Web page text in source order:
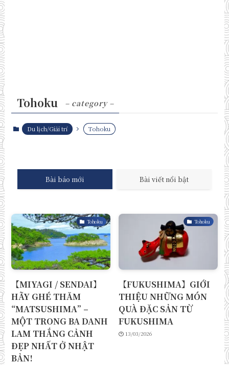
Tohoku – category –
Du lịch/Giải trí Tohoku
Bài báo mới Bài viết nổi bật
Tohoku
【MIYAGI / SENDAI】
HÃY GHÉ THĂM
“MATSUSHIMA” –
MỘT TRONG BA DANH
LAM THẮNG CẢNH
ĐẸP NHẤT Ở NHẬT
BẢN!
Tohoku
【FUKUSHIMA】GIỚI
THIỆU NHỮNG MÓN
QUÀ ĐẶC SẢN TỪ
FUKUSHIMA
13/03/2026